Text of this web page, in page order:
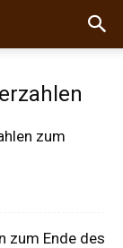
zum
zum Ende des